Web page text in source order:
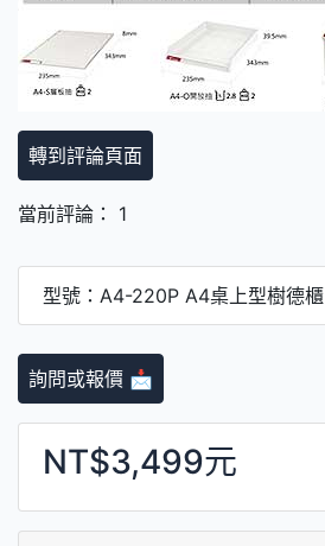
轉到評論頁面
當前評論： 1
型號：A4-220P A4桌上型樹德櫃
詢問或報價 📩
NT$3,499元